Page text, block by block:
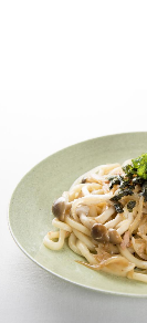
しの素 炊き込みご